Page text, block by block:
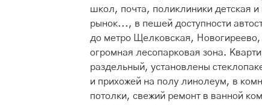
школ, почта, поликлиники детская
рынок..., в пешей доступности
до метро Щелковская, Новогиреево,
огромная лесопарковая зона.
раздельный, установлены
и прихожей на полу линолеум, в
потолки, свежий ремонт в ванной